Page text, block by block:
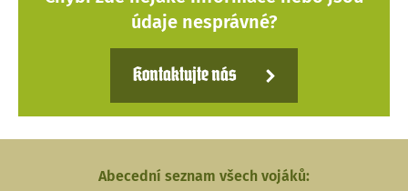
údaje nesprávné?
Kontaktujte nás
Abecední seznam všech vojáků: